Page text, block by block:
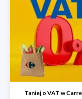
Taniej o VAT w